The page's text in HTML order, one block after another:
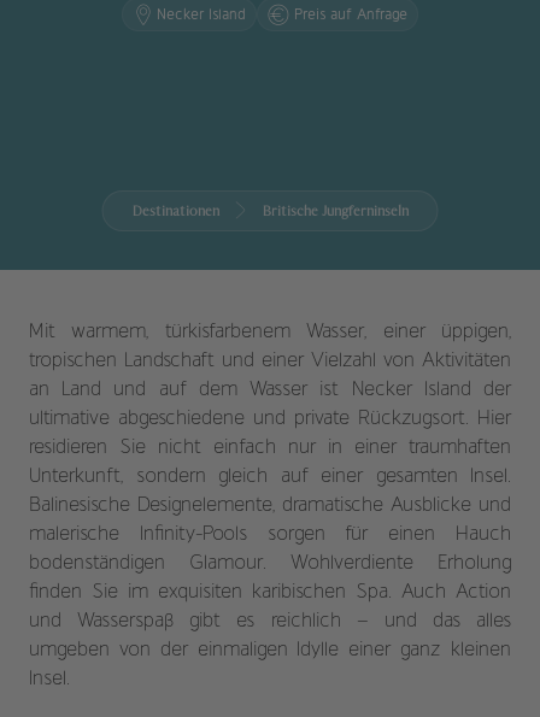
Necker Island Preis auf Anfrage
Destinationen Britische Jungferninseln
Mit warmem, türkisfarbenem Wasser, einer üppigen,
tropischen Landschaft und einer Vielzahl von Aktivitäten
an Land und auf dem Wasser ist Necker Island der
ultimative abgeschiedene und private Rückzugsort. Hier
residieren Sie nicht einfach nur in einer traumhaften
Unterkunft, sondern gleich auf einer gesamten Insel.
Balinesische Designelemente, dramatische Ausblicke und
malerische Infinity-Pools sorgen für einen Hauch
bodenständigen Glamour. Wohlverdiente Erholung
finden Sie im exquisiten karibischen Spa. Auch Action
und Wasserspaß gibt es reichlich – und das alles
umgeben von der einmaligen Idylle einer ganz kleinen
Insel.